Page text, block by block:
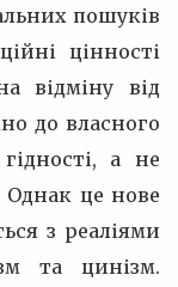
пошуків
цінності
відміну від
до власного
а не
Однак це нове
з реаліями
та цинізм.